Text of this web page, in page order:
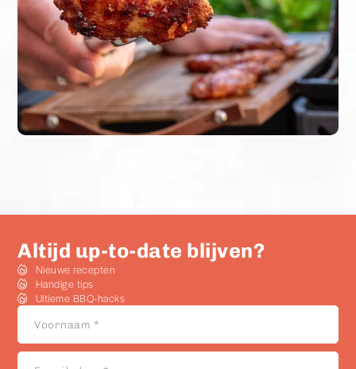
Altijd up-to-date blijven?
Nieuwe recepten
Handige tips
Ultieme BBQ-hacks
Voornaam
E-